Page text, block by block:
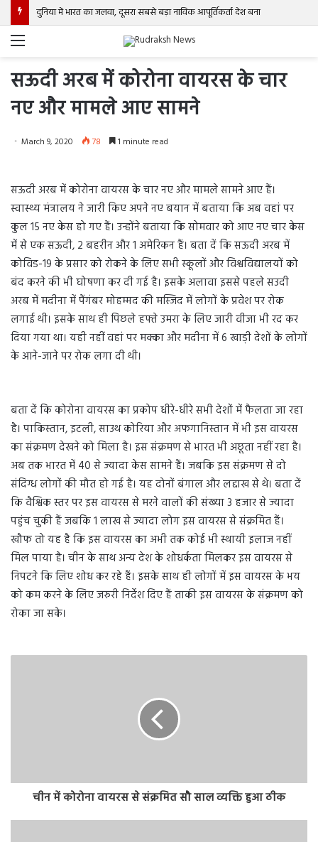
दुनिया में भारत का जलवा, दूसरा सबसे बड़ा नाविक आपूर्तिकर्ता देश बना
Menu
सऊदी अरब में कोरोना वायरस के चार
नए और मामले आए सामने
March 9, 2020 78 1 minute read
सऊदी अरब में कोरोना वायरस के चार नए और मामले सामने आए हैं।
स्वास्थ्य मंत्रालय ने जारी किए अपने नए बयान में बताया कि अब वहां पर
कुल 15 नए केस हो गए हैं। उन्होंने बताया कि सोमवार को आए नए चार केस
में से एक सऊदी, 2 बहरीन और 1 अमेरिकन हैं। बता दें कि सऊदी अरब में
कोविड-19 के प्रसार को रोकने के लिए सभी स्कूलों और विश्वविद्यालयों को
बंद करने की भी घोषणा कर दी गई है। इसके अलावा इससे पहले सउदी
अरब में मदीना में पैंगंबर मोहम्मद की मस्जिद में लोगों के प्रवेश पर रोक
लगाई थी। इसके साथ ही पिछले हफ्ते उमरा के लिए जारी वीजा भी रद कर
दिया गया था। यही नहीं वहां पर मक्का और मदीना में 6 खाड़ी देशों के लोगों
के आने-जाने पर रोक लगा दी थी।
बता दें कि कोरोना वायरस का प्रकोप धीरे-धीरे सभी देशों में फैलता जा रहा
है। पाकिस्तान, इटली, साउथ कोरिया और अफगानिस्तान में भी इस वायरस
का संक्रमण देखने को मिला है। इस संक्रमण से भारत भी अछूता नहीं रहा है।
अब तक भारत में 40 से ज्यादा केस सामने हैं। जबकि इस संक्रमण से दो
संदिग्ध लोगों की मौत हो गई है। यह दोनों बंगाल और लद्दाख से थे। बता दें
कि वैश्विक स्तर पर इस वायरस से मरने वालों की संख्या 3 हजार से ज्यादा
पहुंच चुकी हैं जबकि 1 लाख से ज्यादा लोग इस वायरस से संक्रमित हैं।
खौफ तो यह है कि इस वायरस का अभी तक कोई भी स्थायी इलाज नहीं
मिल पाया है। चीन के साथ अन्य देश के शोधर्कता मिलकर इस वायरस से
निपटने कि लिए शोध कर रहे हैं। इसके साथ ही लोगों में इस वायरस के भय
को कम करने के लिए जरुरी निर्देश दिए हैं ताकी इस वायरस के संक्रमण को
रोका जा सके।
चीन में कोरोना वायरस से संक्रमित सौ साल व्यक्ति हुआ ठीक